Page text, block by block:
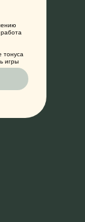
тонуса
игры